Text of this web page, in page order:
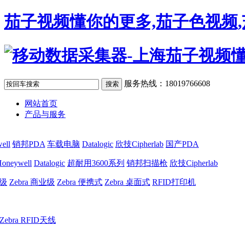
茄子视频懂你的更多,茄子色视
服务热线：18019766608
网站首页
产品与服务
销邦PDA 车载电脑 Datalogic 欣技Cipherlab 国产PDA
Datalogic 超耐用3600系列 销邦扫描枪 欣技Cipherlab
Zebra 商业级 Zebra 便携式 Zebra 桌面式 RFID打印机
Zebra RFID天线